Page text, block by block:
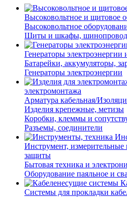
Высоковольтное и щитовое
Высоковольтное
Щиты и шкафы, шинопровод
Генераторы
Батарейки, аккумуляторы,
Генераторы электроэнергии
электромонтажа
Арматура кабельная/
Изделия крепежные, метизы
Коробки, клеммы и
Разъемы, соединители
Инструмент, измерительные
защиты
Бытовая техника и
Оборудование паяльное и
Системы для прокладки